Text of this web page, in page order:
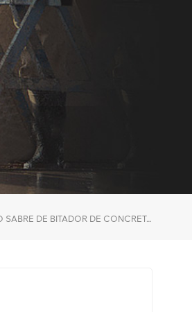
CERTIFICADO SABRE DE BITADOR DE CONCRETO